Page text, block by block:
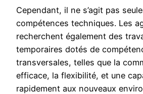
Cependant, il ne s’agit pas
compétences techniques. Les
recherchent également des
temporaires dotés de
transversales, telles que la
efficace, la flexibilité, et une
rapidement aux nouveaux